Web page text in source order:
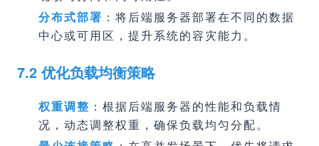
分布式部署 ：将后端服务器部署在不同的数据
中心或可用区，提升系统的容灾能力。
7.2 优化负载均衡策略
权重调整 ：根据后端服务器的性能和负载情
况，动态调整权重，确保负载均匀分配。